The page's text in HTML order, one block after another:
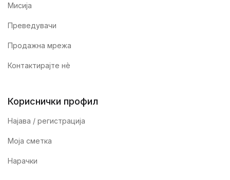
Мисија
Преведувачи
Продажна мрежа
Контактирајте нè
Кориснички профил
Најава / регистрација
Моја сметка
Нарачки